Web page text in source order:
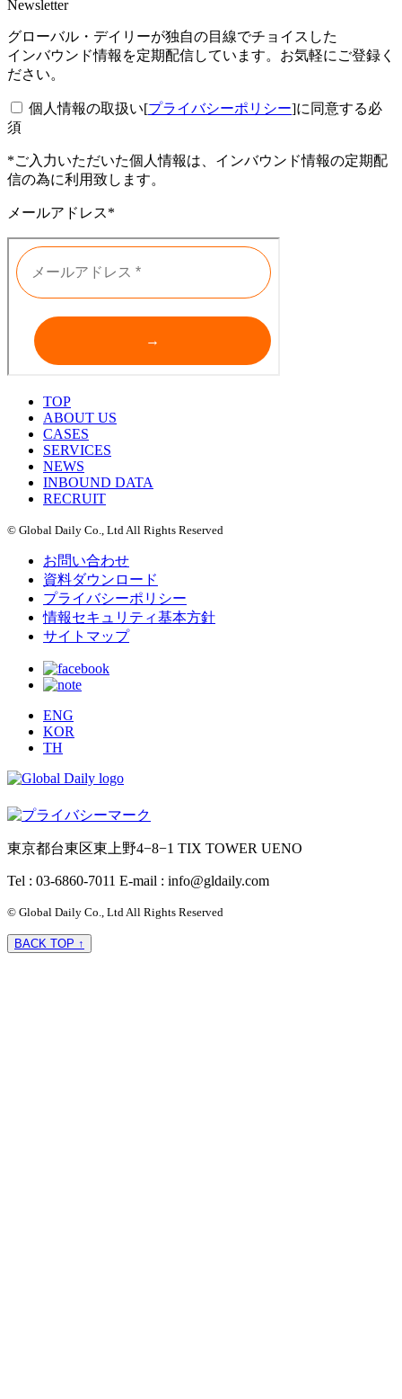
Newsletter
グローバル・デイリーが独自の目線でチョイスした
インバウンド情報を定期配信しています。お気軽にご登録く
ださい。
個人情報の取扱い[プライバシーポリシー]に同意する必
須
*ご入力いただいた個人情報は、インバウンド情報の定期配
信の為に利用致します。
メールアドレス*
TOP
ABOUT US
CASES
SERVICES
NEWS
INBOUND DATA
RECRUIT
© Global Daily Co., Ltd All Rights Reserved
お問い合わせ
資料ダウンロード
プライバシーポリシー
情報セキュリティ基本方針
サイトマップ
ENG
KOR
TH
東京都台東区東上野4−8−1 TIX TOWER UENO
Tel : 03-6860-7011 E-mail : info@gldaily.com
© Global Daily Co., Ltd All Rights Reserved
BACK TOP ↑